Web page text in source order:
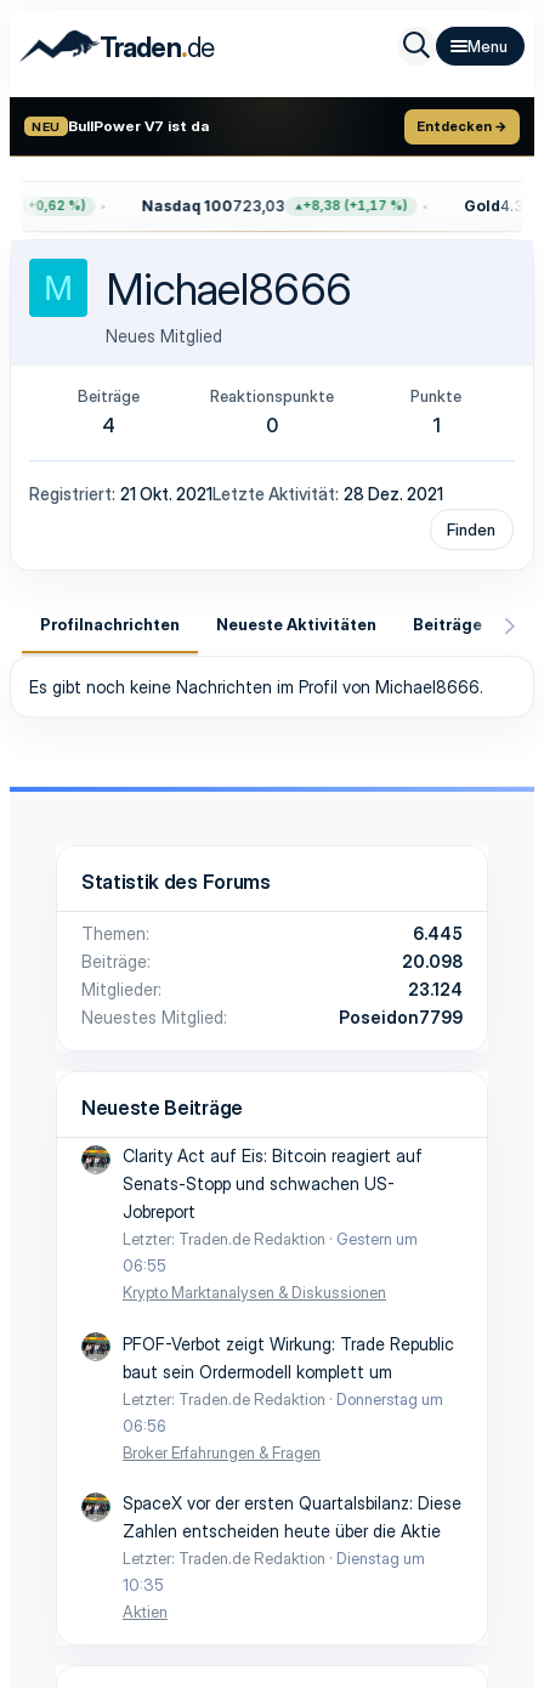
Traden.de
NEU BullPower V7 ist da Entdecken →
(+0,62 %) Nasdaq 100723,03 +8,38 (+1,17 %) Gold
M Michael8666
Neues Mitglied
Beiträge
4
Reaktionspunkte
0
Punkte
1
Registriert 21 Okt. 2021Letzte Aktivität 28 Dez. 2021
Finden
Profilnachrichten Neueste Aktivitäten Beiträge
Es gibt noch keine Nachrichten im Profil von Michael8666.
Statistik des Forums
Themen
6.445
Beiträge
20.098
Mitglieder
23.124
Neuestes Mitglied
Poseidon7799
Neueste Beiträge
Clarity Act auf Eis: Bitcoin reagiert auf
Senats-Stopp und schwachen US-
Jobreport
Letzter: Traden.de Redaktion
Gestern um
06:55
Krypto Marktanalysen & Diskussionen
PFOF-Verbot zeigt Wirkung: Trade Republic
baut sein Ordermodell komplett um
Letzter: Traden.de Redaktion
Donnerstag um
06:56
Broker Erfahrungen & Fragen
SpaceX vor der ersten Quartalsbilanz: Diese
Zahlen entscheiden heute über die Aktie
Letzter: Traden.de Redaktion
Dienstag um
10:35
Aktien